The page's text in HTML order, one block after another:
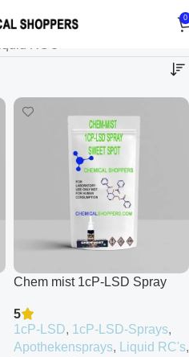
0
Chem mist 1cP-LSD Spray
5
1cP-LSD, 1cP-LSD-Sprays,
Apothekensprays, Liquid RC's,